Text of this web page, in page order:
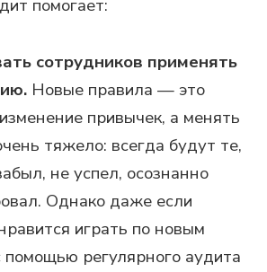
помогает:
сотрудников применять
Новые правила — это
привычек, а менять
тяжело: всегда будут те,
не успел, осознанно
Однако даже если
играть по новым
помощью регулярного аудита